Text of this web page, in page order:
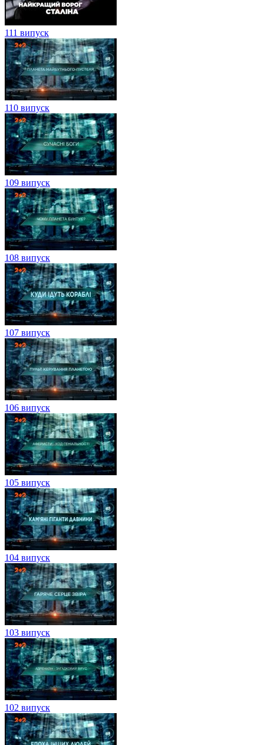
111 випуск
110 випуск
109 випуск
108 випуск
107 випуск
106 випуск
105 випуск
104 випуск
103 випуск
102 випуск